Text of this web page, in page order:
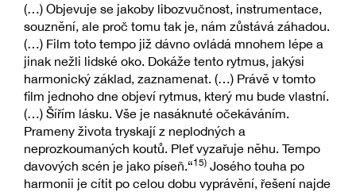
(…) Objevuje se jakoby libozvučnost, instrumentace,
souznění, ale proč tomu tak je, nám zůstává záhadou.
(…) Film toto tempo již dávno ovládá mnohem lépe a
jinak nežli lidské oko. Dokáže tento rytmus, jakýsi
harmonický základ, zaznamenat. (…) Právě v tomto
film jednoho dne objeví rytmus, který mu bude vlastní.
(…) Šířím lásku. Vše je nasáknuté očekáváním.
Prameny života tryskají z neplodných a
neprozkoumaných koutů. Pleť vyzařuje něhu. Tempo
davových scén je jako píseň.“15) Josého touha po
harmonii je cítit po celou dobu vyprávění, řešení najde